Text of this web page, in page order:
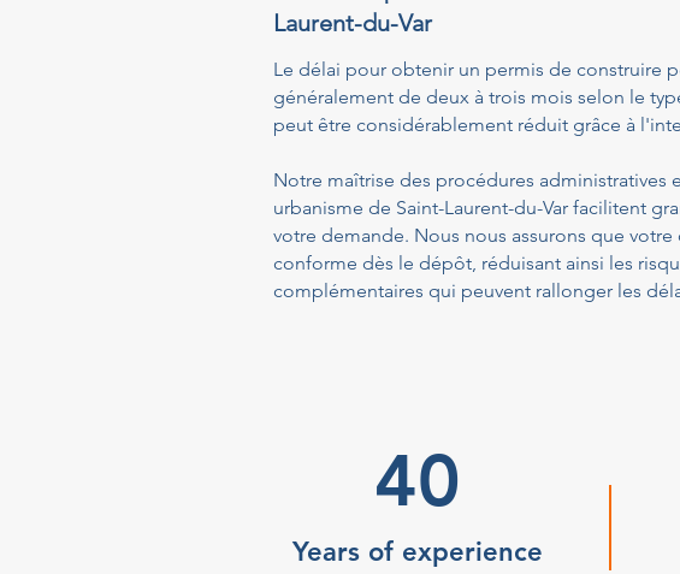
Laurent-du-Var
Le délai pour obtenir un permis de construire
généralement de deux à trois mois selon le
peut être considérablement réduit grâce à
Notre maîtrise des procédures administratives
urbanisme de Saint-Laurent-du-Var facilitent
votre demande. Nous nous assurons que
conforme dès le dépôt, réduisant ainsi les
complémentaires qui peuvent rallonger les
40
Years of experience